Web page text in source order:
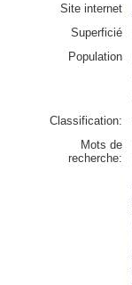
Site internet
Superficié
Population
Classification:
Mots de
recherche: